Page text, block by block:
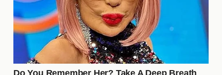
El escándalo ha tenido un impacto significativo en
la **carrera** de Alain Delon. Con la creciente
atención mediática, algunos productores y
directores pueden reconsiderar su colaboración con
él. La percepción pública de su persona se ha visto